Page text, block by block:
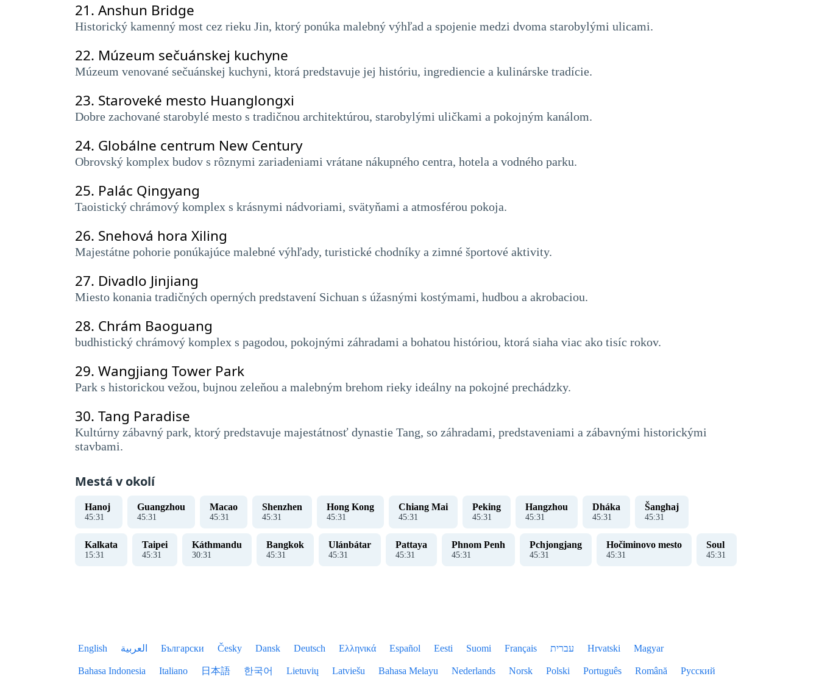
21. Anshun Bridge
Historický kamenný most cez rieku Jin, ktorý ponúka malebný výhľad a spojenie medzi dvoma starobylými ulicami.
22. Múzeum sečuánskej kuchyne
Múzeum venované sečuánskej kuchyni, ktorá predstavuje jej históriu, ingrediencie a kulinárske tradície.
23. Staroveké mesto Huanglongxi
Dobre zachované starobylé mesto s tradičnou architektúrou, starobylými uličkami a pokojným kanálom.
24. Globálne centrum New Century
Obrovský komplex budov s rôznymi zariadeniami vrátane nákupného centra, hotela a vodného parku.
25. Palác Qingyang
Taoistický chrámový komplex s krásnymi nádvoriami, svätyňami a atmosférou pokoja.
26. Snehová hora Xiling
Majestátne pohorie ponúkajúce malebné výhľady, turistické chodníky a zimné športové aktivity.
27. Divadlo Jinjiang
Miesto konania tradičných operných predstavení Sichuan s úžasnými kostýmami, hudbou a akrobaciou.
28. Chrám Baoguang
budhistický chrámový komplex s pagodou, pokojnými záhradami a bohatou históriou, ktorá siaha viac ako tisíc rokov.
29. Wangjiang Tower Park
Park s historickou vežou, bujnou zeleňou a malebným brehom rieky ideálny na pokojné prechádzky.
30. Tang Paradise
Kultúrny zábavný park, ktorý predstavuje majestátnosť dynastie Tang, so záhradami, predstaveniami a zábavnými historickými
stavbami.
Mestá v okolí
Hanoj ​​
45:31
Guangzhou
45:31
Macao
45:31
Shenzhen
45:31
Hong Kong
45:31
Chiang Mai
45:31
Peking
45:31
Hangzhou
45:31
Dháka
45:31
Šanghaj
45:31
Kalkata
15:31
Taipei
45:31
Káthmandu
30:31
Bangkok
45:31
Ulánbátar
45:31
Pattaya
45:31
Phnom Penh
45:31
Pchjongjang
45:31
Hočiminovo mesto
45:31
Soul
45:31
English العربية Български Česky Dansk Deutsch Ελληνικά Español Eesti Suomi Français עברית Hrvatski Magyar
Bahasa Indonesia Italiano 日本語 한국어 Lietuvių Latviešu Bahasa Melayu Nederlands Norsk Polski Português Română Русский